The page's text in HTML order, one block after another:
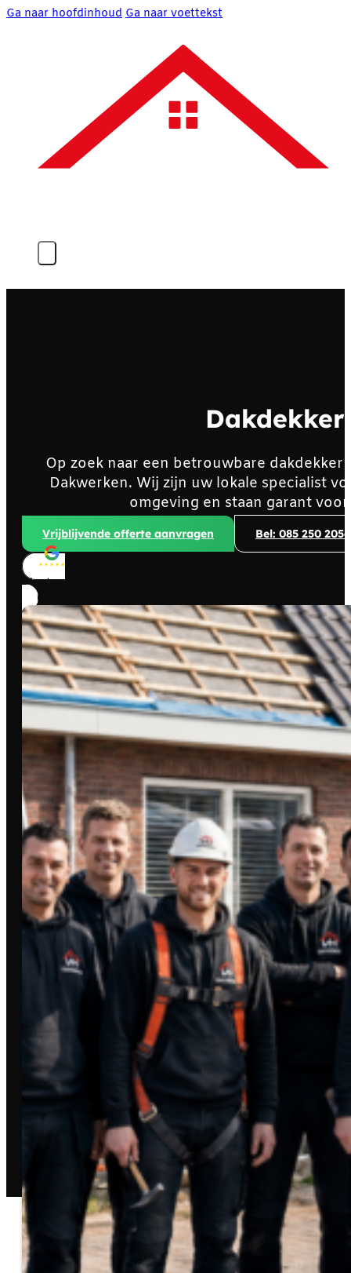
Ga naar hoofdinhoud Ga naar voettekst
Op zoek naar een betrouwbare
Dakwerken. Wij zijn uw lokale specialist
omgeving en staan garant
Vrijblijvende offerte aanvragen Bel: 085 250 2056
Klanten beoordelen ons met